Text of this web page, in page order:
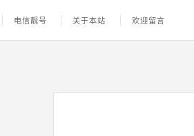
电信靓号 关于本站 欢迎留言